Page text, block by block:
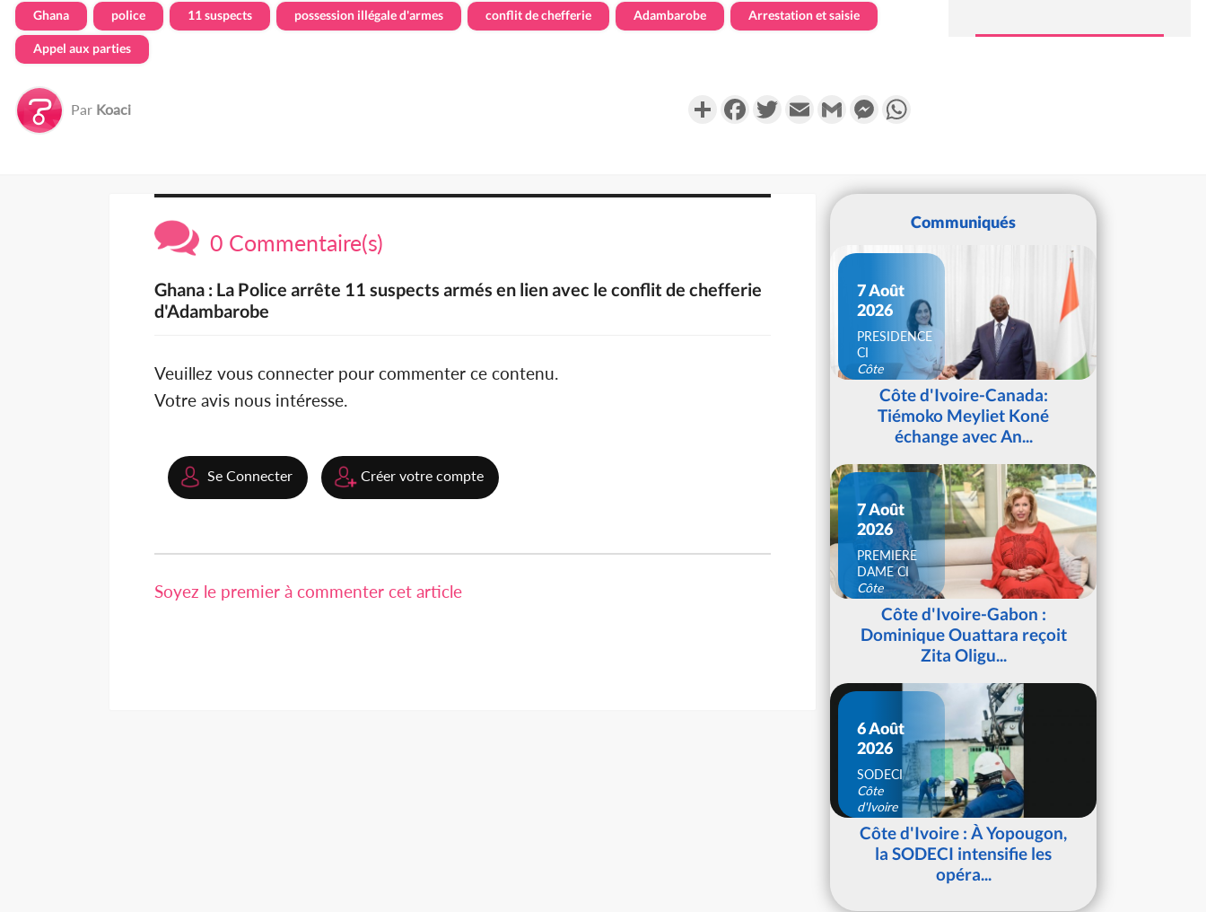
Ghana police 11 suspects possession illégale d'armes conflit de chefferie Adambarobe Arrestation et saisie
Appel aux parties
Par Koaci PartagerFacebookTwitterEmail Gmail Messenger
0 Commentaire(s)
Ghana : La Police arrête 11 suspects armés en lien avec le conflit de chefferie
d'Adambarobe
Veuillez vous connecter pour commenter ce contenu.
Votre avis nous intéresse.
Se Connecter Créer votre compte
Soyez le premier à commenter cet article
Communiqués
7 Août
2026
PRESIDENCE
CI
Côte
d'IvoireCôte d'Ivoire-Canada:
Tiémoko Meyliet Koné
échange avec An...
7 Août
2026
PREMIERE
DAME CI
Côte
d'IvoireCôte d'Ivoire-Gabon :
Dominique Ouattara reçoit
Zita Oligu...
6 Août
2026
SODECI
Côte
d'Ivoire
Côte d'Ivoire : À Yopougon,
la SODECI intensifie les
opéra...